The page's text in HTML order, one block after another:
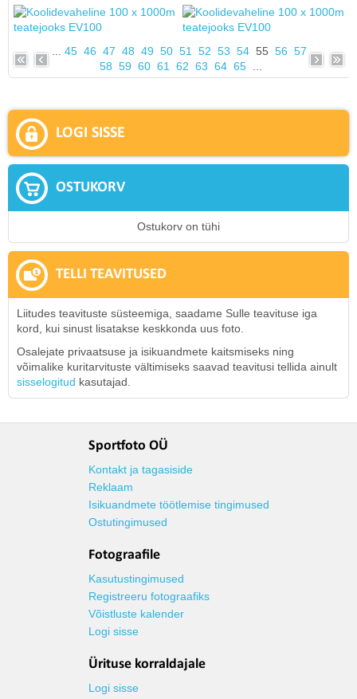
45 46 47 48 49 50 51 52 53 54 55 56 57
58 59 60 61 62 63 64 65...
LOGI SISSE
OSTUKORV
Ostukorv on tühi
TELLI TEAVITUSED
Liitudes teavituste süsteemiga, saadame Sulle teavituse iga
kord, kui sinust lisatakse keskkonda uus foto.
Osalejate privaatsuse ja isikuandmete kaitsmiseks ning
võimalike kuritarvituste vältimiseks saavad teavitusi tellida ainult
sisselogitud kasutajad.
Sportfoto OÜ
Kontakt ja tagasiside
Reklaam
Isikuandmete töötlemise tingimused
Ostutingimused
Fotograafile
Kasutustingimused
Registreeru fotograafiks
Võistluste kalender
Logi sisse
Ürituse korraldajale
Logi sisse